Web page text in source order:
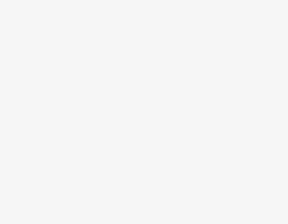
jest wymogiem ustawowym lub